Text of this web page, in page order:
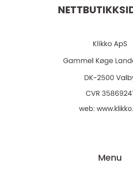
web:
Menu